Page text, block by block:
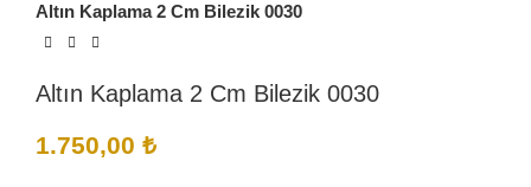
Altın Kaplama 2 Cm Bilezik 0030
Altın Kaplama 2 Cm Bilezik 0030
1.750,00 ₺